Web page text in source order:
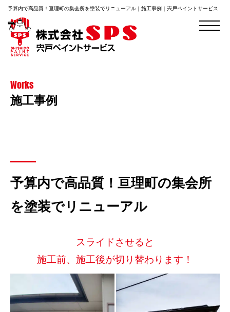
予算内で高品質！亘理町の集会所を塗装でリニューアル｜施工事例｜宍戸ペイントサービス
Works
施工事例
予算内で高品質！亘理町の集会所
を塗装でリニューアル
スライドさせると
施工前、施工後が切り替わります！